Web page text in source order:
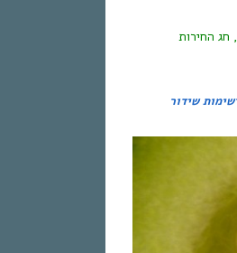
חג החירות
שידור